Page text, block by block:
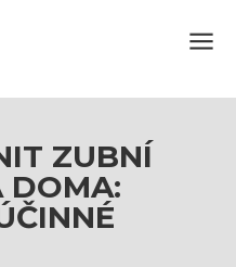
ZUBNÍ
DOMA: